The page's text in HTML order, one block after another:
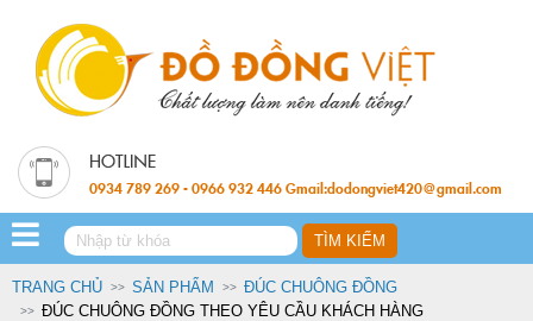
0934 789 269 - 0966 932 446 Gmail:dodongviet420@gmail.com
TRANG CHỦ SẢN PHẨM
ĐÚC CHUÔNG ĐỒNG
ĐÚC CHUÔNG ĐỒNG THEO YÊU CẦU KHÁCH HÀNG